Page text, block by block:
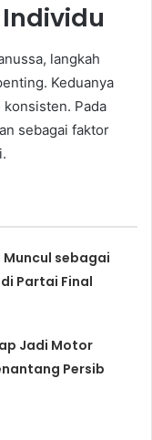
langkah
Keduanya
Pada
sebagai faktor
sebagai
Partai Final
Jadi Motor
Persib